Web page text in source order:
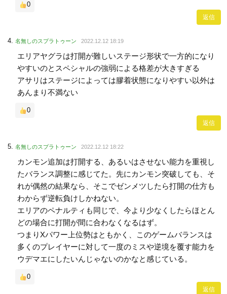
0
返信
名無しのスプラトゥーン 2022.12.12 18:19
エリアヤグラは打開が難しいステージ形状で一方的になり
やすいのとスペシャルの強弱による格差が大きすぎる
アサリはステージによっては膠着状態になりやすい以外は
あんまり不満ない
0
返信
名無しのスプラトゥーン 2022.12.12 18:22
カンモン追加は打開する、あるいはさせない能力を重視し
たバランス調整に感じてた。先にカンモン突破しても、そ
れが偶然の結果なら、そこでゼンメツしたら打開の仕方も
わからず逆転負けしかねない。
エリアのペナルティも同じで、今より少なくしたらほとん
どの場合に打開が間に合わなくなるはず。
つまりXパワー上位勢はともかく、このゲームバランスは
多くのプレイヤーに対して一度のミスや逆境を覆す能力を
ウデマエにしたいんじゃないのかなと感じている。
0
返信